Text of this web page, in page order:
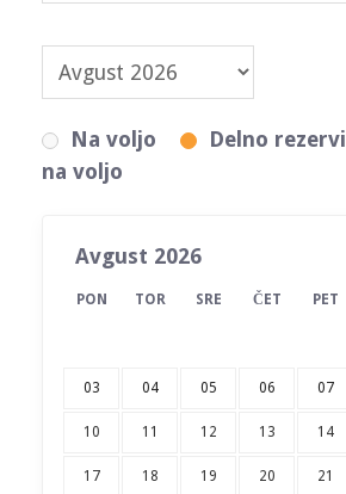
Na voljo Delno
na voljo
Avgust 2026
PON TOR SRE ČET PET
03 04 05 06 07
10 11 12 13 14
17 18 19 20 21